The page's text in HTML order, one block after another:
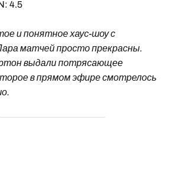
4.5
и понятное хаус-шоу с
матчей просто прекрасны.
выдали потрясающее
в прямом эфире смотрелось